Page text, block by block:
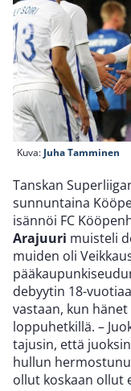
Kuva: Juha Tamminen
Tanskan
sunnuntaina
isännöi FC
Arajuuri muisteli
muiden oli
debyytin 18-
vastaan, kun
loppuhetkillä. –
tajusin, että
hullun
ollut koskaan ollut